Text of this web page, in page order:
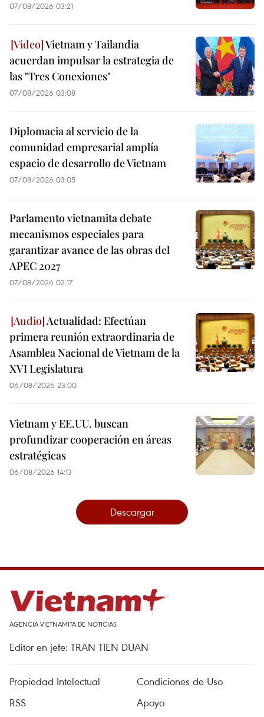
07/08/2026 03:21
Vietnam y Tailandia
acuerdan impulsar la estrategia de
las "Tres Conexiones"
07/08/2026 03:08
Diplomacia al servicio de la
comunidad empresarial amplía
espacio de desarrollo de Vietnam
07/08/2026 03:05
Parlamento vietnamita debate
mecanismos especiales para
garantizar avance de las obras del
APEC 2027
07/08/2026 02:17
Actualidad: Efectúan
primera reunión extraordinaria de
Asamblea Nacional de Vietnam de la
XVI Legislatura
06/08/2026 23:00
Vietnam y EE.UU. buscan
profundizar cooperación en áreas
estratégicas
06/08/2026 14:13
Descargar
AGENCIA VIETNAMITA DE NOTICIAS
Editor en jefe: TRAN TIEN DUAN
Propiedad Intelectual
Condiciones de Uso
RSS
Apoyo